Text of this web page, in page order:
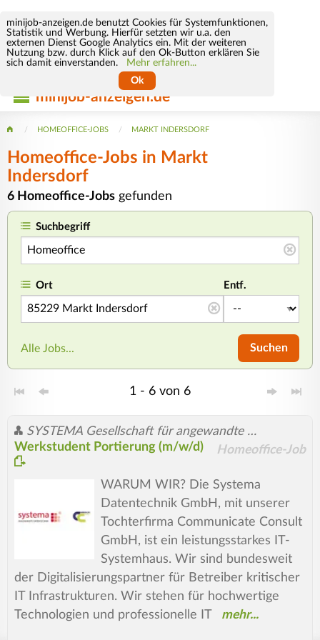
minijob-anzeigen.de benutzt Cookies für Systemfunktionen,
Statistik und Werbung. Hierfür setzten wir u.a. den
externen Dienst Google Analytics ein. Mit der weiteren
Nutzung bzw. durch Klick auf den Ok-Button erklären Sie
sich damit einverstanden.
Mehr erfahren...
Ok
minijob-anzeigen.de
HOMEOFFICE-JOBS MARKT INDERSDORF
Homeoffice-Jobs in Markt
Indersdorf
6 Homeoffice-Jobs gefunden
Suchbegriff
Ort Entf.
Alle Jobs... Suchen
1 - 6 von 6
SYSTEMA Gesellschaft für angewandte Datentechnik mbH
Homeoffice-Job
Werkstudent Portierung (m/w/d)
WARUM WIR? Die Systema
Datentechnik GmbH, mit unserer
Tochterfirma Communicate Consult
GmbH, ist ein leistungsstarkes IT-
Systemhaus. Wir sind bundesweit
der Digitalisierungspartner für Betreiber kritischer
IT Infrastrukturen. Wir stehen für hochwertige
Technologien und professionelle IT